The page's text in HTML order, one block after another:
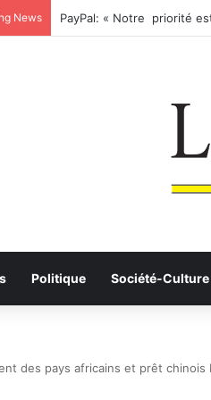
News
Politique Société-Culture
des pays africains et prêt chinois